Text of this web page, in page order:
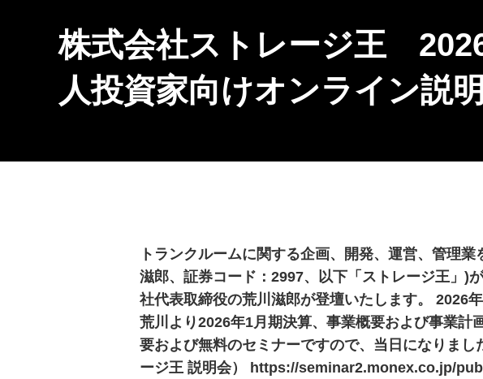
株式会社ストレージ王
人投資家向けオンライン説
トランクルームに関する企画、開発、運営、管理
滋郎、証券コード：2997、以下「ストレージ王」)
社代表取締役の荒川滋郎が登壇いたします。 2026
荒川より2026年1月期決算、事業概要および事業
要および無料のセミナーですので、当日になりま
ージ王 説明会） https://seminar2.monex.co.jp/